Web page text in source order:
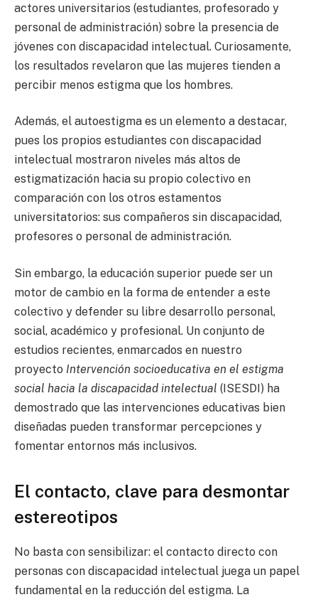
actores universitarios (estudiantes, profesorado y
personal de administración) sobre la presencia de
jóvenes con discapacidad intelectual. Curiosamente,
los resultados revelaron que las mujeres tienden a
percibir menos estigma que los hombres.
Además, el autoestigma es un elemento a destacar,
pues los propios estudiantes con discapacidad
intelectual mostraron niveles más altos de
estigmatización hacia su propio colectivo en
comparación con los otros estamentos
universitatorios: sus compañeros sin discapacidad,
profesores o personal de administración.
Sin embargo, la educación superior puede ser un
motor de cambio en la forma de entender a este
colectivo y defender su libre desarrollo personal,
social, académico y profesional. Un conjunto de
estudios recientes, enmarcados en nuestro
proyecto Intervención socioeducativa en el estigma
social hacia la discapacidad intelectual (ISESDI) ha
demostrado que las intervenciones educativas bien
diseñadas pueden transformar percepciones y
fomentar entornos más inclusivos.
El contacto, clave para desmontar
estereotipos
No basta con sensibilizar: el contacto directo con
personas con discapacidad intelectual juega un papel
fundamental en la reducción del estigma. La